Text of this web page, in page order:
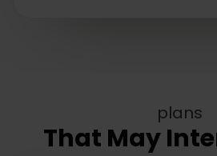
plans
That May